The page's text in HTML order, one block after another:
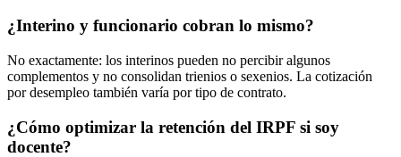
¿Interino y funcionario cobran lo mismo?
No exactamente: los interinos pueden no percibir algunos
complementos y no consolidan trienios o sexenios. La cotización
por desempleo también varía por tipo de contrato.
¿Cómo optimizar la retención del IRPF si soy
docente?